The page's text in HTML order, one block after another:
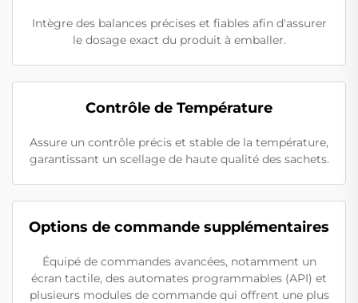
Intègre des balances précises et fiables afin d'assurer
le dosage exact du produit à emballer.
Contrôle de Température
Assure un contrôle précis et stable de la température,
garantissant un scellage de haute qualité des sachets.
Options de commande supplémentaires
Équipé de commandes avancées, notamment un
écran tactile, des automates programmables (API) et
plusieurs modules de commande qui offrent une plus